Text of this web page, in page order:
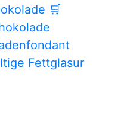
🛒
Fettglasur